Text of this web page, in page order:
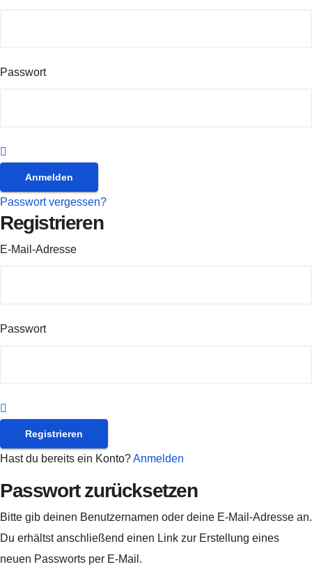
Passwort
Anmelden
Passwort vergessen?
Registrieren
E-Mail-Adresse
Passwort
Registrieren
Hast du bereits ein Konto?Anmelden
Passwort zurücksetzen
Bitte gib deinen Benutzernamen oder deine E-Mail-Adresse an.
Du erhältst anschließend einen Link zur Erstellung eines
neuen Passworts per E-Mail.